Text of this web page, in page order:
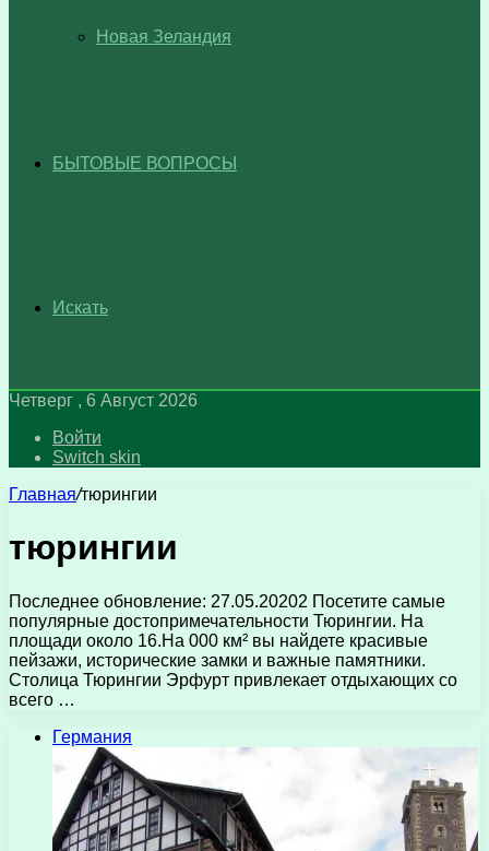
Новая Зеландия
БЫТОВЫЕ ВОПРОСЫ
Искать
Четверг , 6 Август 2026
Войти
Switch skin
Главная/тюрингии
тюрингии
Последнее обновление: 27.05.20202 Посетите самые
популярные достопримечательности Тюрингии. На
площади около 16.На 000 км² вы найдете красивые
пейзажи, исторические замки и важные памятники.
Столица Тюрингии Эрфурт привлекает отдыхающих со
всего …
Германия